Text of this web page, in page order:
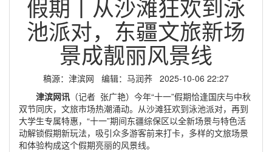
假期丨从沙滩狂欢到泳
池派对，东疆文旅新场
景成靓丽风景线
稿源：津滨网 编辑：马润荞 2025-10-06 22:27
津滨网讯 （记者 张广艳）今年“十一”假期恰逢国庆与中秋
双节同庆，文旅市场热潮涌动。从沙滩狂欢到泳池派对，再到
大学生专属特惠，“十一”期间东疆综保区以全新场景与特色活
动解锁假期新玩法，吸引众多游客前来打卡，多样的文旅场景
和体验构成这个假期亮丽的风景线。